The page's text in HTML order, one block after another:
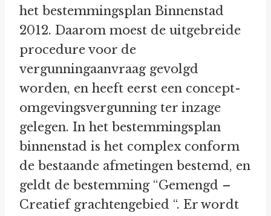
het bestemmingsplan Binnenstad
2012. Daarom moest de uitgebreide
procedure voor de
vergunningaanvraag gevolgd
worden, en heeft eerst een concept-
omgevingsvergunning ter inzage
gelegen. In het bestemmingsplan
binnenstad is het complex conform
de bestaande afmetingen bestemd, en
geldt de bestemming “Gemengd –
Creatief grachtengebied “. Er wordt